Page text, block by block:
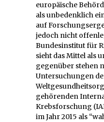
europäische
als unbedenklich
auf
jedoch nicht
Bundesinstitut für
sieht das Mittel als
gegenüber stehen
Untersuchungen
gehörenden
Krebsforschung
im Jahr 2015 als